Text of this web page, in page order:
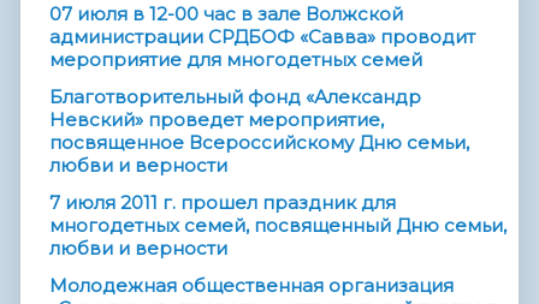
07 июля в 12-00 час в зале Волжской
администрации СРДБОФ «Савва» проводит
мероприятие для многодетных семей
Благотворительный фонд «Александр
Невский» проведет мероприятие,
посвященное Всероссийскому Дню семьи,
любви и верности
7 июля 2011 г. прошел праздник для
многодетных семей, посвященный Дню семьи,
любви и верности
Молодежная общественная организация